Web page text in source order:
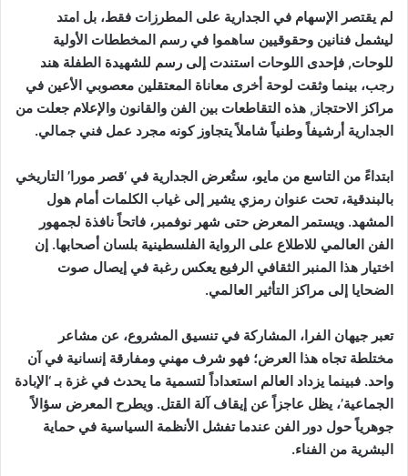
لم يقتصر الإسهام في الجدارية على المطرزات فقط، بل امتد
ليشمل فنانين وحقوقيين ساهموا في رسم المخططات الأولية
للوحات, فإحدى اللوحات استندت إلى رسم للشهيدة الطفلة هند
رجب، بينما وثقت لوحة أخرى معاناة المعتقلين معصوبي الأعين في
مراكز الاحتجاز, هذه التقاطعات بين الفن والقانون والإعلام جعلت من
الجدارية أرشيفاً وطنياً شاملاً يتجاوز كونه مجرد عمل فني جمالي.
ابتداءً من التاسع من مايو، ستُعرض الجدارية في ‘قصر مورا’ التاريخي
بالبندقية، تحت عنوان رمزي يشير إلى غياب الكلمات أمام هول
المشهد. ويستمر المعرض حتى شهر نوفمبر، فاتحاً نافذة لجمهور
الفن العالمي للاطلاع على الرواية الفلسطينية بلسان أصحابها. إن
اختيار هذا المنبر الثقافي الرفيع يعكس رغبة في إيصال صوت
الضحايا إلى مراكز التأثير العالمي.
تعبر جيهان الفرا، المشاركة في تنسيق المشروع، عن مشاعر
مختلطة تجاه هذا العرض؛ فهو شرف مهني ومفارقة إنسانية في آن
واحد. فبينما يزداد العالم استعداداً لتسمية ما يحدث في غزة بـ ‘الإبادة
الجماعية’، يظل عاجزاً عن إيقاف آلة القتل. ويطرح المعرض سؤالاً
جوهرياً حول دور الفن عندما تفشل الأنظمة السياسية في حماية
البشرية من الفناء.